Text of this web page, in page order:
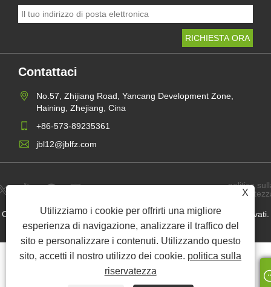
X
Utilizziamo i cookie per offrirti una migliore
esperienza di navigazione, analizzare il traffico del
sito e personalizzare i contenuti. Utilizzando questo
sito, accetti il ​​nostro utilizzo dei cookie. politica sulla
riservatezza
Contattaci
No.57, Zhijiang Road, Yancang Development Zone,
Haining, Zhejiang, Cina
+86-573-89235361
jbl12@jblfz.com
politica
Copyright © 2021 Haining Jinbaili Textile Co., Ltd. Tutti i diritti riservati.